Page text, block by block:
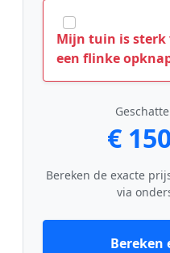
Mijn tuin is sterk
een flinke
€
Bereken de exacte
via
Bereken